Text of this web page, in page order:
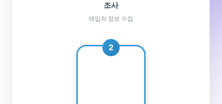
조사
매입처 정보 수집
2